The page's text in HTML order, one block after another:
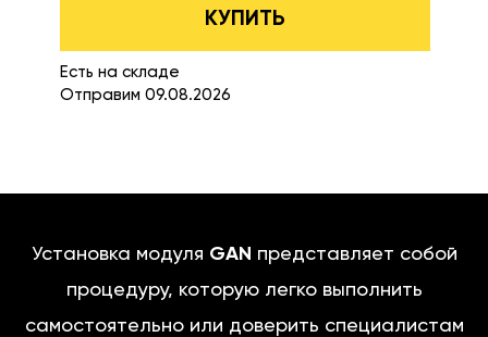
КУПИТЬ
Есть на складе
Отправим 09.08.2026
Установка модуля GAN представляет собой
процедуру, которую легко выполнить
самостоятельно или доверить специалистам